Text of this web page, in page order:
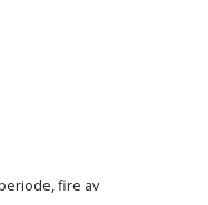
fire av